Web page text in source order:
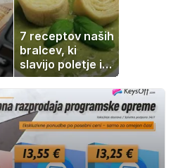
7 receptov naših
bralcev, ki
slavijo poletje in
tradicijo